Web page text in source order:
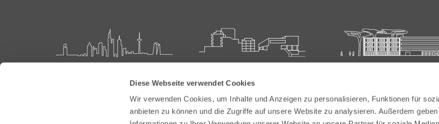
Diese Webseite verwendet Cookies
Wir verwenden Cookies, um Inhalte und Anzeigen zu personalisieren, Funktionen für
anbieten zu können und die Zugriffe auf unsere Website zu analysieren. Außerdem
Carl-Oelemann-Weg 5
Carl-Oelemann-Weg 5